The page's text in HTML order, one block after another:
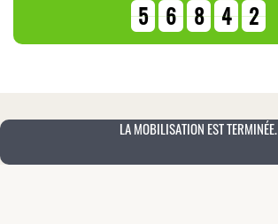
5 6 8 4 2
LA MOBILISATION EST TERMINÉE.